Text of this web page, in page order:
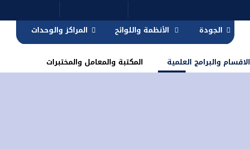
الجودة الأنظمة واللوائح المراكز والوحدات
الاقسام والبرامج العلمية المكتبة والمعامل والمختبرات